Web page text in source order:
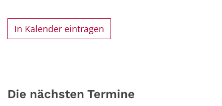
In Kalender eintragen
Die nächsten Termine